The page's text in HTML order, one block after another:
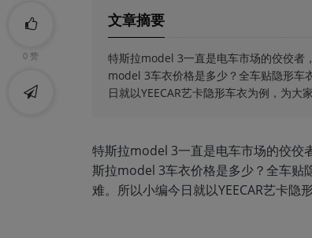
文章摘要
特斯拉model 3一直是电车市场的佼佼者
model 3车衣价格是多少？全车贴隐形车
日就以YEECAR艺卡隐形车衣为例，为大
特斯拉model 3一直是电车市场的佼佼
斯拉model 3车衣价格是多少？全车贴
难。所以小编今日就以YEECAR艺卡隐
0 赞